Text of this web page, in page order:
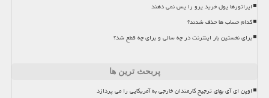
اپراتورها پول خرید پرو را پس نمی دهند
کدام حساب ها حذف شدند؟
برای نخستین بار اینترنت در چه سالی و برای چه قطع شد؟
پربحث ترین ها
اوپن ای آی بهای ترجیح کارمندان خارجی به آمریکایی را می پردازد